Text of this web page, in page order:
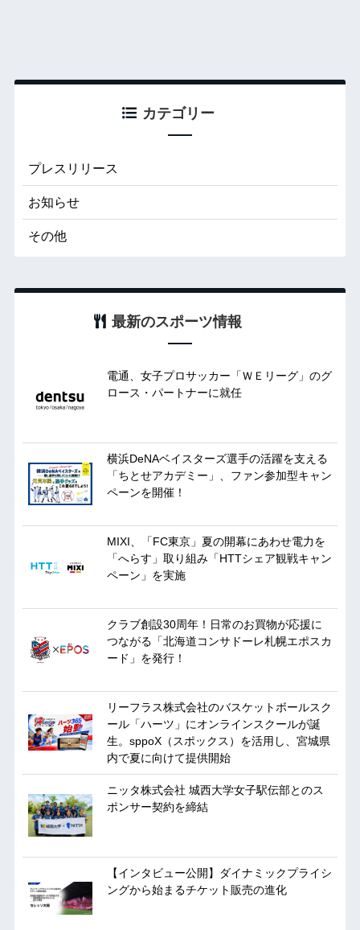
カテゴリー
プレスリリース
お知らせ
その他
最新のスポーツ情報
電通、女子プロサッカー「ＷＥリーグ」のグ
ロース・パートナーに就任
横浜DeNAベイスターズ選手の活躍を支える
「ちとせアカデミー」、ファン参加型キャン
ペーンを開催！
MIXI、「FC東京」夏の開幕にあわせ電力を
「へらす」取り組み「HTTシェア観戦キャン
ペーン」を実施
クラブ創設30周年！日常のお買物が応援に
つながる「北海道コンサドーレ札幌エポスカ
ード」を発行！
リーフラス株式会社のバスケットボールスク
ール「ハーツ」にオンラインスクールが誕
生。sppoX（スポックス）を活用し、宮城県
内で夏に向けて提供開始
ニッタ株式会社 城西大学女子駅伝部とのス
ポンサー契約を締結
【インタビュー公開】ダイナミックプライシ
ングから始まるチケット販売の進化